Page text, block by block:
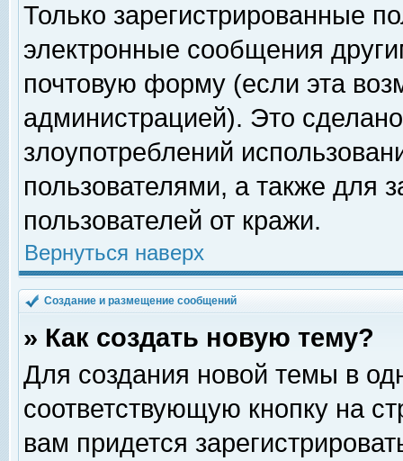
Только зарегистрированные
электронные сообщения
почтовую форму (если эта
администрацией). Это
злоупотреблений
пользователями, а также для
пользователей от кражи.
Вернуться наверх
Создание и размещение сообщений
» Как создать новую тему?
Для создания новой темы в
соответствующую кнопку на
вам придется